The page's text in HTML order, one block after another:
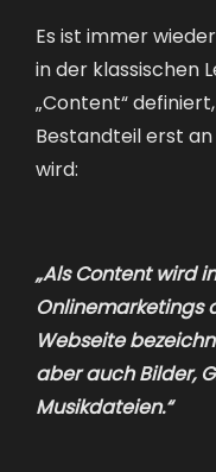
Es ist immer
in der klassischen
„Content“
Bestandteil erst
wird:
„Als Content wird
Onlinemarketings
Webseite
aber auch Bilder,
Musikdateien.“